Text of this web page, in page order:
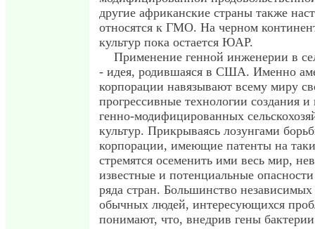
другие африканские страны также
относятся к ГМО. На черном
культур пока остается ЮАР.
Применение генной инженерии в
- идея, родившаяся в США. Именно
корпорации навязывают всему миру
прогрессивные технологии создания
генно-модифицированных
культур. Прикрываясь лозунгами
корпорации, имеющие патенты на
стремятся осеменить ими весь мир,
известные и потенциальные
ряда стран. Большинство
обычных людей, интересующихся
понимают, что, внедрив гены